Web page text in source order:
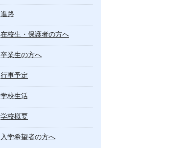
進路
在校生・保護者の方へ
卒業生の方へ
行事予定
学校生活
学校概要
入学希望者の方へ